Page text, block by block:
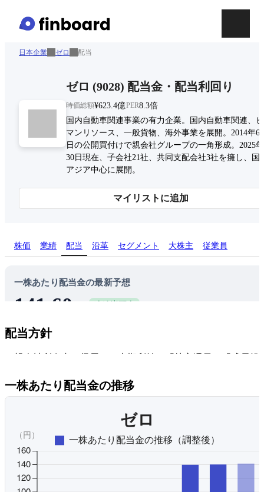
日本企業 ゼロ 配当
ゼロ (9028) 配当金・配当利回り
時価総額¥623.4億PER8.3倍
国内自動車関連事業の有力企業。国内自動車関連、
マンリソース、一般貨物、海外事業を展開。2014年6
日の公開買付けで親会社グループの一角形成。2025
30日現在、子会社21社、共同支配会社3社を擁し、国
アジア中心に展開。
マイリストに追加
株価 業績 配当 沿革 セグメント 大株主 従業員
一株あたり配当金の最新予想
141.60
ゼロの株を100株買うと、年間14,160円の配当金が貰える予想
4.0%
配当方針
を33％としている。年2回配当（中間・期末）を基本方針と
し、中間配当は年間配当の4割を基本とする。内部留保資
事業拡大・成長戦略実現のための有効投資に活用する。
オリジナルを見る
一株あたり配当金の推移